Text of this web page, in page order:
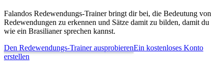
Falandos Redewendungs-Trainer bringt dir bei, die Bedeutung von
Redewendungen zu erkennen und Sätze damit zu bilden, damit du
wie ein Brasilianer sprechen kannst.
Den Redewendungs-Trainer ausprobierenEin kostenloses Konto
erstellen